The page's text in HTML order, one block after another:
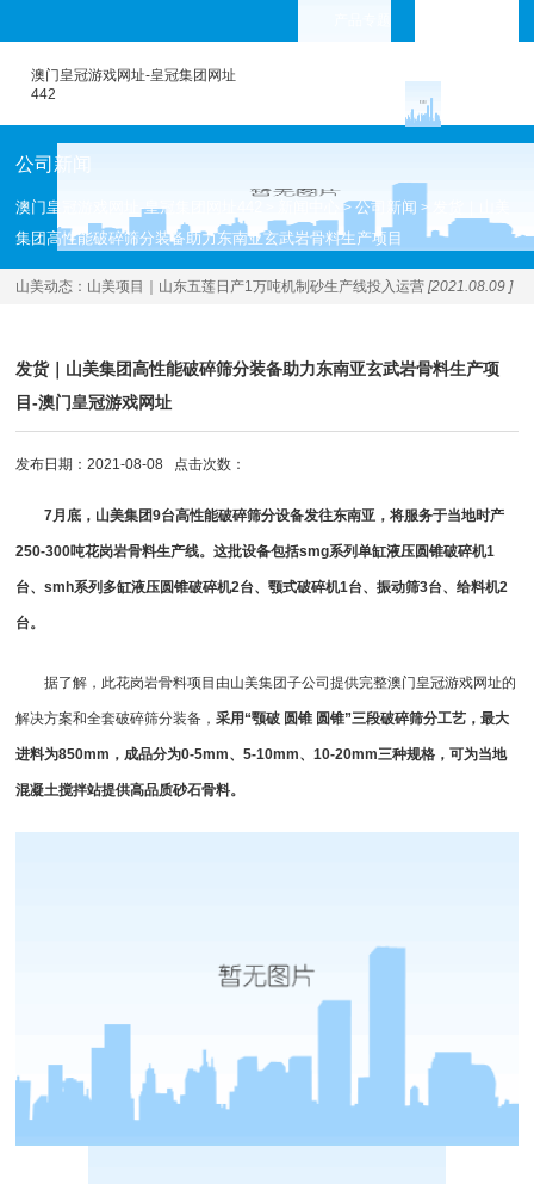
澳门皇冠游戏网址-皇冠集团网址
442
公司新闻
澳门皇冠游戏网址-皇冠集团网址442 >公司新闻 >
集团高性能破碎筛分装备助力东南亚玄武岩骨料生产项目
山美动态： 山美项目｜山东五莲日产1万吨机制砂生产线投入运营 [2021.08.09 ]
发货｜山美集团高性能破碎筛分装备助力东南亚玄武岩骨料生产项
目-澳门皇冠游戏网址
发布日期：2021-08-08 点击次数：
7月底，山美集团9台高性能破碎筛分设备发往东南亚，将服务于当地时产
250-300吨花岗岩骨料生产线。这批设备包括smg系列单缸液压圆锥破碎机1
台、smh系列多缸液压圆锥破碎机2台、颚式破碎机1台、振动筛3台、给料机2
台。
据了解，此花岗岩骨料项目由山美集团子公司提供完整澳门皇冠游戏网址的
解决方案和全套破碎筛分装备，采用“颚破 圆锥 圆锥”三段破碎筛分工艺，最大
进料为850mm，成品分为0-5mm、5-10mm、10-20mm三种规格，可为当地
混凝土搅拌站提供高品质砂石骨料。